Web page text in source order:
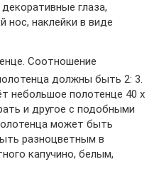
глаза,
нос, наклейки в виде
Соотношение
должны быть 2: 3.
небольшое полотенце 40 х
и другое с подобными
может быть
разноцветным в
капучино, белым,